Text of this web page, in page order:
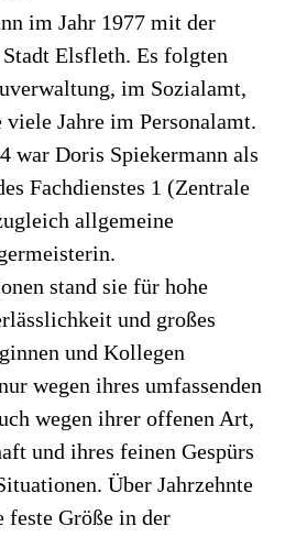
im Jahr 1977 mit der
Elsfleth. Es folgten
im Sozialamt,
Jahre im Personalamt.
war Doris Spiekermann als
Fachdienstes 1 (Zentrale
allgemeine
stand sie für hohe
und großes
und Kollegen
wegen ihres umfassenden
wegen ihrer offenen Art,
und ihres feinen Gespürs
Über Jahrzehnte
feste Größe in der